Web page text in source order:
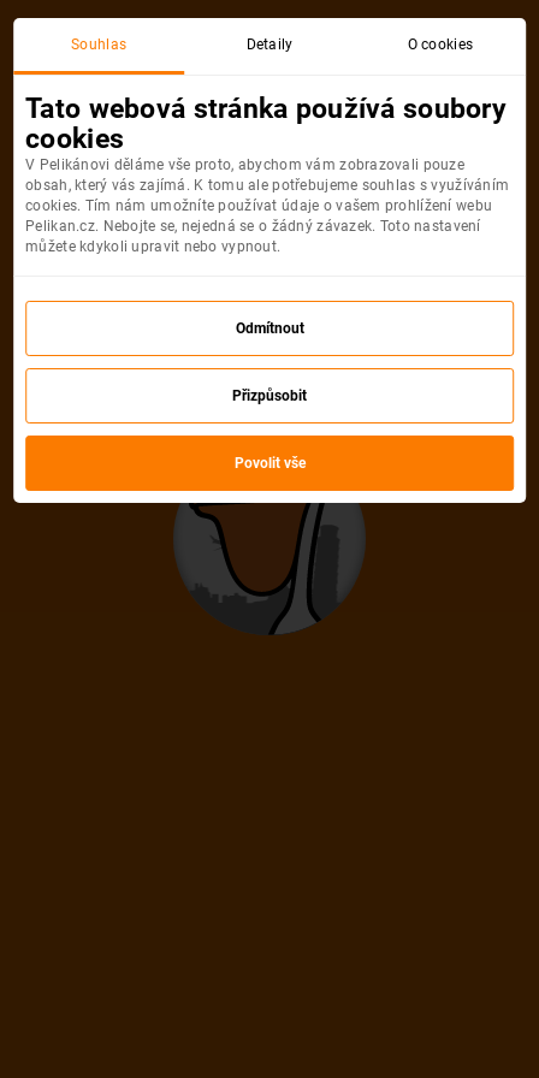
Akční letenka
Litujeme, akční letenka do města už
není dostupná
Vybrat jinou akční letenku
Souhlas Detaily O cookies
Tato webová stránka používá soubory
cookies
V Pelikánovi děláme vše proto, abychom vám zobrazovali pouze
obsah, který vás zajímá. K tomu ale potřebujeme souhlas s využíváním
cookies. Tím nám umožníte používat údaje o vašem prohlížení webu
Pelikan.cz. Nebojte se, nejedná se o žádný závazek. Toto nastavení
můžete kdykoli upravit nebo vypnout.
Odmítnout
Přizpůsobit
Povolit vše